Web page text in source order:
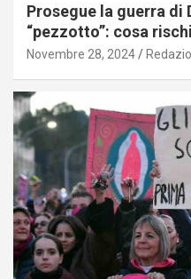
Prosegue la guerra di
“pezzotto”: cosa
Novembre 28, 2024